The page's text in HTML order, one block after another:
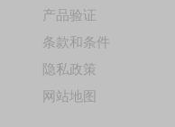
产品验证
条款和条件
隐私政策
网站地图